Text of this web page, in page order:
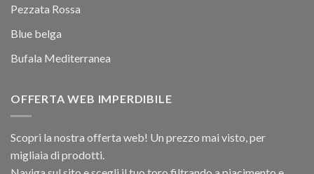
Pezzata Rossa
Blue belga
Bufala Mediterranea
OFFERTA WEB IMPERDIBILE
Scopri la nostra offerta web! Un prezzo mai visto, per
migliaia di prodotti.